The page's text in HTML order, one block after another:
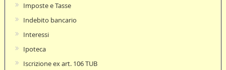
Imposte e Tasse
Indebito bancario
Interessi
Ipoteca
Iscrizione ex art. 106 TUB